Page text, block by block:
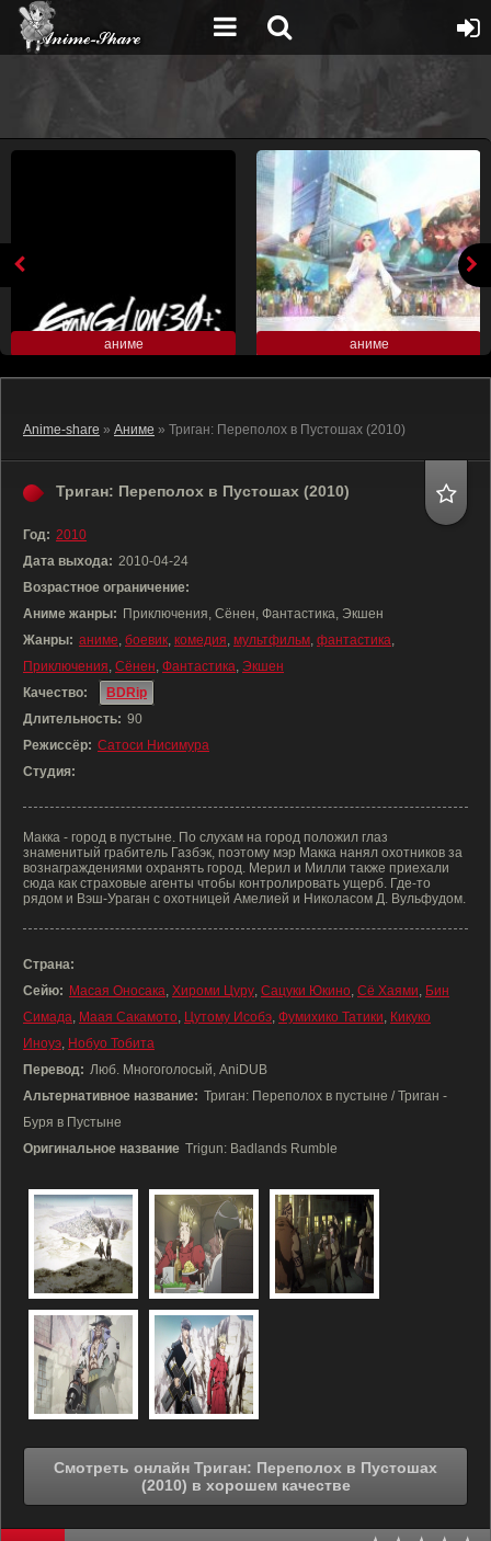
аниме аниме
Anime-share » Аниме » Триган: Переполох в Пустошах (2010)
Триган: Переполох в Пустошах (2010)
Год: 2010
Дата выхода: 2010-04-24
Возрастное ограничение:
Аниме жанры: Приключения, Сёнен, Фантастика, Экшен
Жанры: аниме, боевик, комедия, мультфильм, фантастика,
Приключения, Сёнен, Фантастика, Экшен
Качество:
BDRip
Длительность: 90
Режиссёр: Сатоси Нисимура
Студия:
Макка - город в пустыне. По слухам на город положил глаз
знаменитый грабитель Газбэк, поэтому мэр Макка нанял охотников за
вознаграждениями охранять город. Мерил и Милли также приехали
сюда как страховые агенты чтобы контролировать ущерб. Где-то
рядом и Вэш-Ураган с охотницей Амелией и Николасом Д. Вульфудом.
Страна:
Сейю: Масая Оносака, Хироми Цуру, Сацуки Юкино, Сё Хаями, Бин
Симада, Маая Сакамото, Цутому Исобэ, Фумихико Татики, Кикуко
Иноуэ, Нобуо Тобита
Перевод: Люб. Многоголосый, AniDUB
Альтернативное название: Триган: Переполох в пустыне / Триган -
Буря в Пустыне
Оригинальное название Trigun: Badlands Rumble
Смотреть онлайн Триган: Переполох в Пустошах
(2010) в хорошем качестве